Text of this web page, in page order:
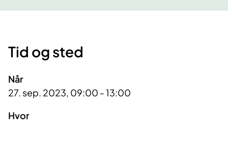
Tid og sted
Når
27. sep. 2023, 09:00 - 13:00
Hvor